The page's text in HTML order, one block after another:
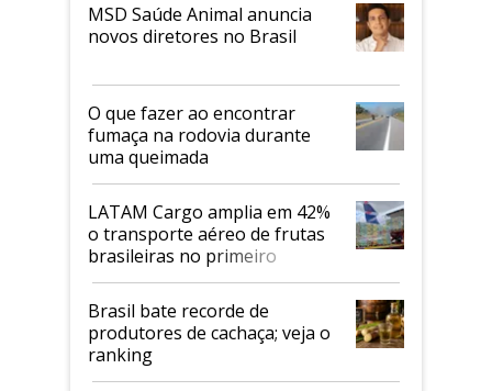
MSD Saúde Animal anuncia
novos diretores no Brasil
O que fazer ao encontrar
fumaça na rodovia durante
uma queimada
LATAM Cargo amplia em 42%
o transporte aéreo de frutas
brasileiras no primeiro
semestre
Brasil bate recorde de
produtores de cachaça; veja o
ranking